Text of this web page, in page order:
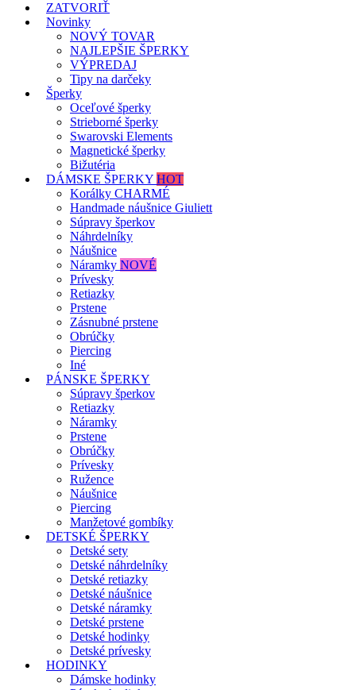
ZATVORIŤ
Novinky
NOVÝ TOVAR
NAJLEPŠIE ŠPERKY
VÝPREDAJ
Tipy na darčeky
Šperky
Oceľové šperky
Strieborné šperky
Swarovski Elements
Magnetické šperky
Bižutéria
DÁMSKE ŠPERKY HOT
Korálky CHARMÉ
Handmade náušnice Giuliett
Súpravy šperkov
Náhrdelníky
Náušnice
Náramky NOVÉ
Prívesky
Retiazky
Prstene
Zásnubné prstene
Obrúčky
Piercing
Iné
PÁNSKE ŠPERKY
Súpravy šperkov
Retiazky
Náramky
Prstene
Obrúčky
Prívesky
Ružence
Náušnice
Piercing
Manžetové gombíky
DETSKÉ ŠPERKY
Detské sety
Detské náhrdelníky
Detské retiazky
Detské náušnice
Detské náramky
Detské prstene
Detské hodinky
Detské prívesky
HODINKY
Dámske hodinky